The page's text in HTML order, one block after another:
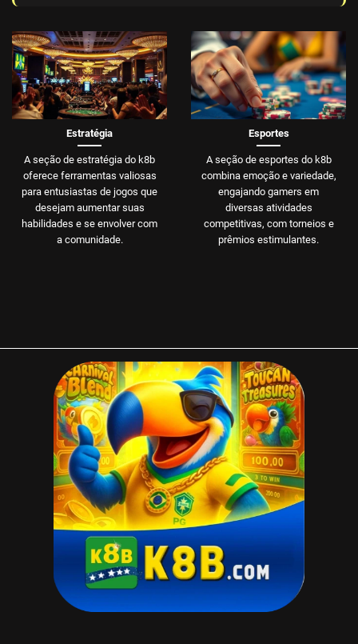
Estratégia
A seção de estratégia do k8b
oferece ferramentas valiosas
para entusiastas de jogos que
desejam aumentar suas
habilidades e se envolver com
a comunidade.
Esportes
A seção de esportes do k8b
combina emoção e variedade,
engajando gamers em
diversas atividades
competitivas, com torneios e
prêmios estimulantes.